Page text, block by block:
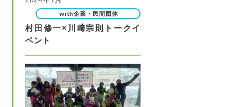
with企業・民間団体
村田修一×川﨑宗則トークイ
ベント